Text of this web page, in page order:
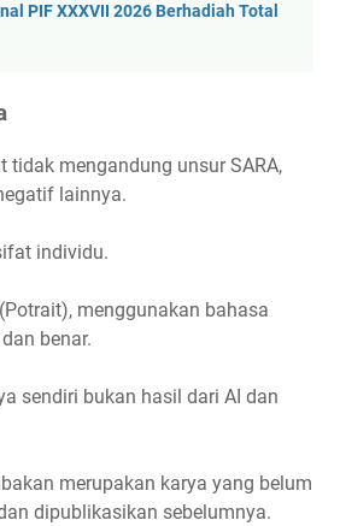
PIF XXXVII 2026 Berhadiah Total
tidak mengandung unsur SARA,
lainnya.
individu.
menggunakan bahasa
benar.
sendiri bukan hasil dari AI dan
merupakan karya yang belum
dipublikasikan sebelumnya.